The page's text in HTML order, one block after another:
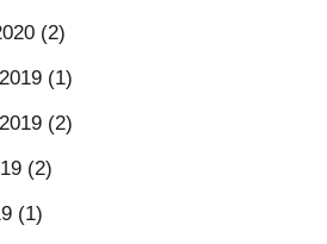
(2)
(1)
(2)
(2)
(1)